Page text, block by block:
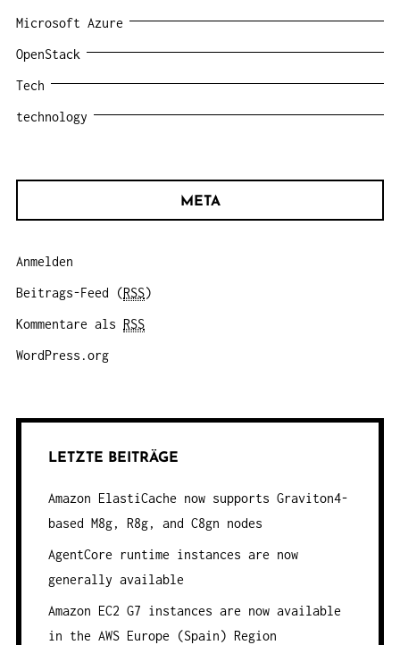
Microsoft Azure
OpenStack
Tech
technology
META
Anmelden
Beitrags-Feed (RSS)
Kommentare als RSS
WordPress.org
LETZTE BEITRÄGE
Amazon ElastiCache now supports Graviton4-
based M8g, R8g, and C8gn nodes
AgentCore runtime instances are now
generally available
Amazon EC2 G7 instances are now available
in the AWS Europe (Spain) Region